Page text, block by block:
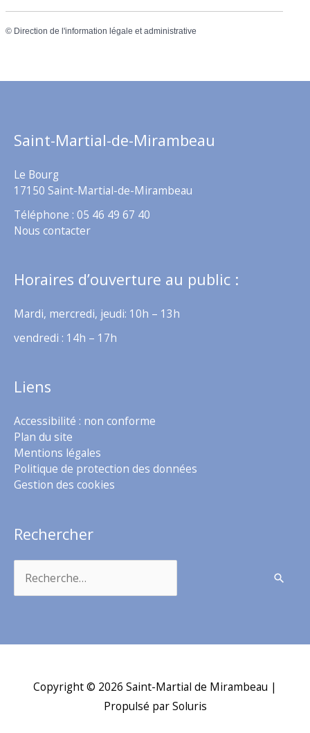
© Direction de l'information légale et administrative
Saint-Martial-de-Mirambeau
Le Bourg
17150 Saint-Martial-de-Mirambeau
Téléphone : 05 46 49 67 40
Nous contacter
Horaires d’ouverture au public :
Mardi, mercredi, jeudi: 10h – 13h
vendredi : 14h – 17h
Liens
Accessibilité : non conforme
Plan du site
Mentions légales
Politique de protection des données
Gestion des cookies
Rechercher
Copyright © 2026 Saint-Martial de Mirambeau |
Propulsé par Soluris